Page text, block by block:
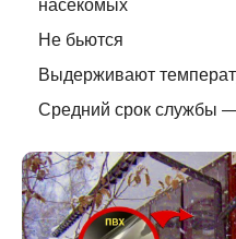
насекомых
Не бьются
Выдерживают
Средний срок службы